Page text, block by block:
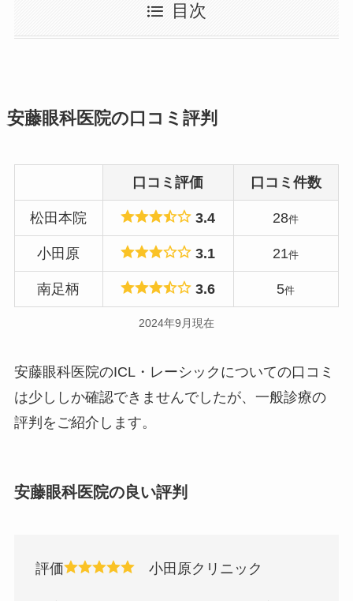
目次
安藤眼科医院の口コミ評判
口コミ評価 口コミ件数
松田本院 3.4 28件
小田原 3.1 21件
南足柄 3.6 5件
2024年9月現在
安藤眼科医院のICL・レーシックについての口コミ
は少ししか確認できませんでしたが、一般診療の
評判をご紹介します。
安藤眼科医院の良い評判
評価 小田原クリニック